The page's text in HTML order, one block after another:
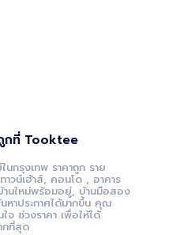
กที่ Tooktee
นกรุงเทพ ราคาถูก ราย
วน์เฮ้าส์, คอนโด , อาคาร
านใหม่พร้อมอยู่, บ้านมือสอง
าประกาศได้มากขึ้น คุณ
จ ช่วงราคา เพื่อให้ได้
กที่สุด